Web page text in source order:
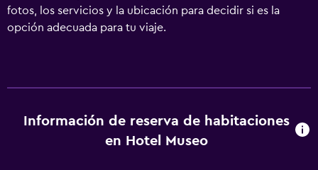
fotos, los servicios y la ubicación para decidir si es la
opción adecuada para tu viaje.
Información de reserva de habitaciones
en Hotel Museo